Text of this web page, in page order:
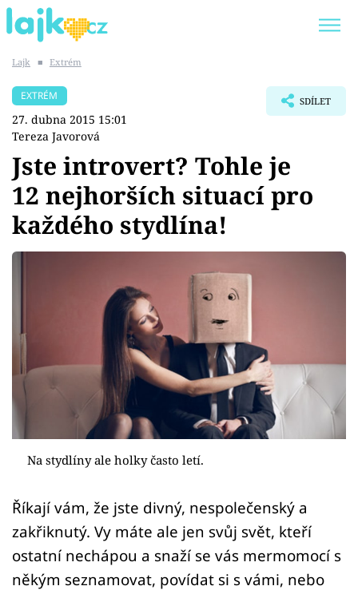
SHOPAHOLICADEL
Témata
Showbyznys
Sex a vztahy
Videa
Sledujte prima+
Sledujte nás
Lajk ■ Extrém
EXTRÉM
27. dubna 2015 15:01
Tereza Javorová
SDÍLET
Jste introvert? Tohle je
12 nejhorších situací pro
každého stydlína!
Na stydlíny ale holky často letí.
Říkají vám, že jste divný, nespolečenský a
zakřiknutý. Vy máte ale jen svůj svět, kteří
ostatní nechápou a snaží se vás mermomocí s
někým seznamovat, povídat si s vámi, nebo